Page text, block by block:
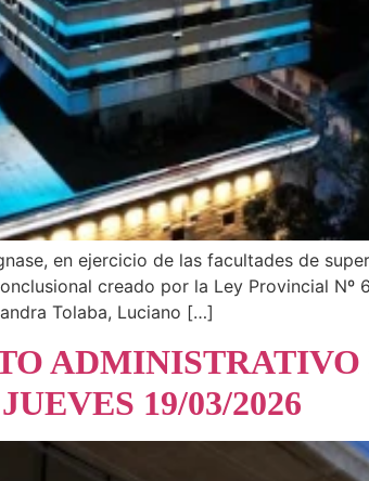
en ejercicio de las facultades de
creado por la Ley Provincial
Tolaba, Luciano […]
19/03/2026